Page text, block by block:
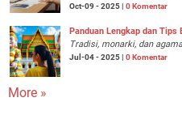
Oct-09 - 2025 | 0 Komentar
Panduan Lengkap dan Tips
Tradisi, monarki, dan
Jul-04 - 2025 | 0 Komentar
More »